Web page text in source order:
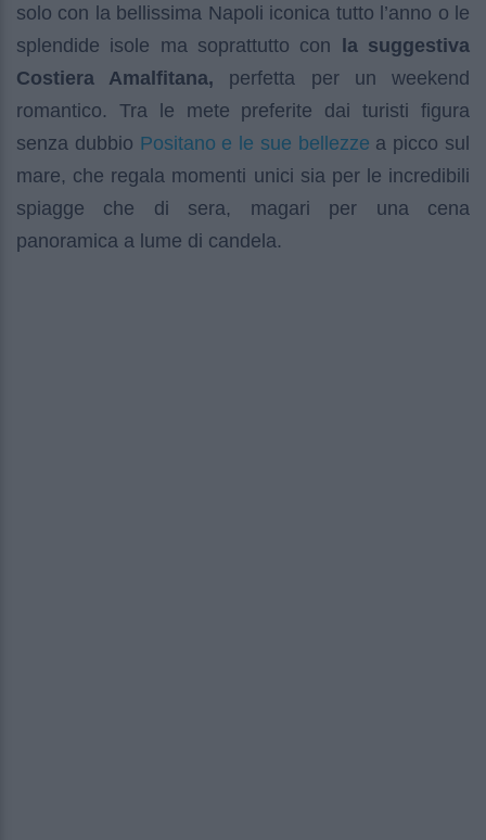
solo con la bellissima Napoli iconica tutto l’anno o le
splendide isole ma soprattutto con la suggestiva
Costiera Amalfitana, perfetta per un weekend
romantico. Tra le mete preferite dai turisti figura
senza dubbio Positano e le sue bellezze a picco sul
mare, che regala momenti unici sia per le incredibili
spiagge che di sera, magari per una cena
panoramica a lume di candela.